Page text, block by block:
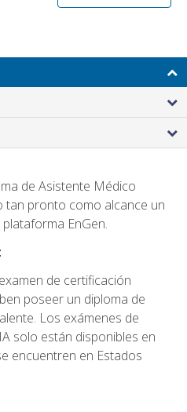
de Asistente Médico
tan pronto como alcance un
plataforma EnGen.
de certificación
poseer un diploma de
Los exámenes de
solo están disponibles en
encuentren en Estados